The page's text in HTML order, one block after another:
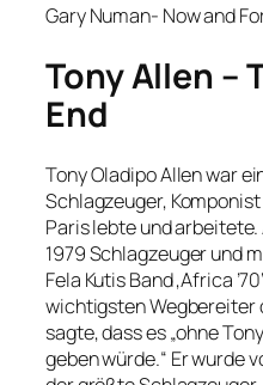
Gary Numan- Now and
Tony Allen –
End
Tony Oladipo Allen war
Schlagzeuger,
Paris lebte und
1979 Schlagzeuger und
Fela Kutis Band ‚Africa
wichtigsten Wegbereiter
sagte, dass es „ohne
geben würde.“ Er wurde